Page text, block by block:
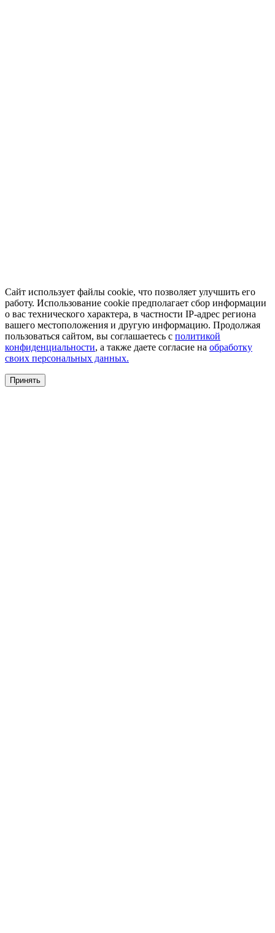
Сайт использует файлы cookie, что позволяет улучшить его
работу. Использование cookie предполагает сбор информации
о вас технического характера, в частности IP-адрес региона
вашего местоположения и другую информацию. Продолжая
пользоваться сайтом, вы соглашаетесь с политикой
конфиденциальности, а также даете согласие на обработку
своих персональных данных.
Принять